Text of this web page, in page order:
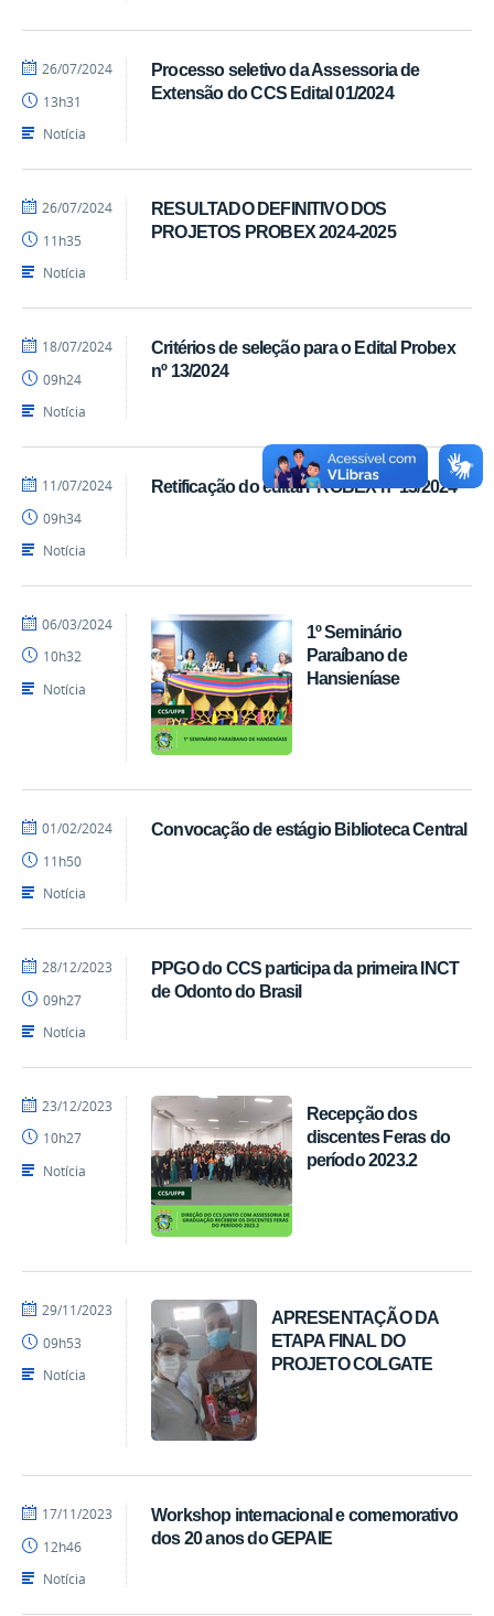
Processo seletivo da Assessoria de
Extensão do CCS Edital 01/2024
por
-
CCS
publicado
26/07/2024
13h31
Notícia
RESULTADO DEFINITIVO DOS
PROJETOS PROBEX 2024-2025
por
-
CCS
publicado
26/07/2024
11h35
Notícia
Critérios de seleção para o Edital Probex
nº 13/2024
por
-
CCS
publicado
18/07/2024
09h24
Notícia
Retificação do edital PROBEX nº 13/2024
por
-
CCS
publicado
11/07/2024
09h34
Notícia
1º Seminário
Paraíbano de
Hansieníase
por
-
CCS
publicado
06/03/2024
10h32
Notícia
Convocação de estágio Biblioteca Central
por
CCS
publicado
01/02/2024
11h50
Notícia
PPGO do CCS participa da primeira INCT
de Odonto do Brasil
por
-
CCS
publicado
28/12/2023
09h27
Notícia
Recepção dos
discentes Feras do
período 2023.2
por
-
CCS
publicado
23/12/2023
10h27
Notícia
APRESENTAÇÃO DA
ETAPA FINAL DO
PROJETO COLGATE
por
-
CCS
publicado
29/11/2023
09h53
Notícia
Workshop internacional e comemorativo
dos 20 anos do GEPAIE
por
-
CCS
publicado
17/11/2023
12h46
Notícia